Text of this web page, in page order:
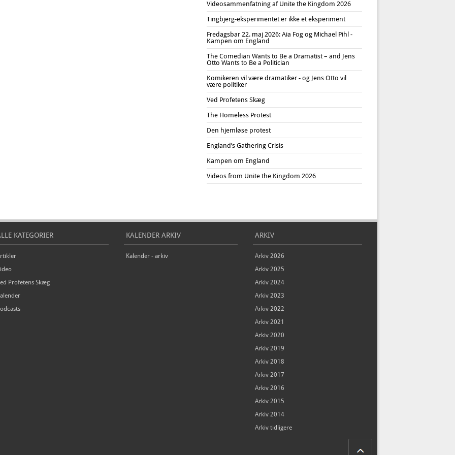
Videosammenfatning af Unite the Kingdom 2026
Tingbjerg-eksperimentet er ikke et eksperiment
Fredagsbar 22. maj 2026: Aia Fog og Michael Pihl -
Kampen om England
The Comedian Wants to Be a Dramatist – and Jens
Otto Wants to Be a Politician
Komikeren vil være dramatiker - og Jens Otto vil
være politiker
Ved Profetens Skæg
The Homeless Protest
Den hjemløse protest
England’s Gathering Crisis
Kampen om England
Videos from Unite the Kingdom 2026
KATEGORIER
Profetens Skæg
KALENDER ARKIV
Kalender - arkiv
ARKIV
Arkiv 2026
Arkiv 2025
Arkiv 2024
Arkiv 2023
Arkiv 2022
Arkiv 2021
Arkiv 2020
Arkiv 2019
Arkiv 2018
Arkiv 2017
Arkiv 2016
Arkiv 2015
Arkiv 2014
Arkiv tidligere